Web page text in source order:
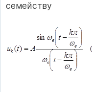
семейству